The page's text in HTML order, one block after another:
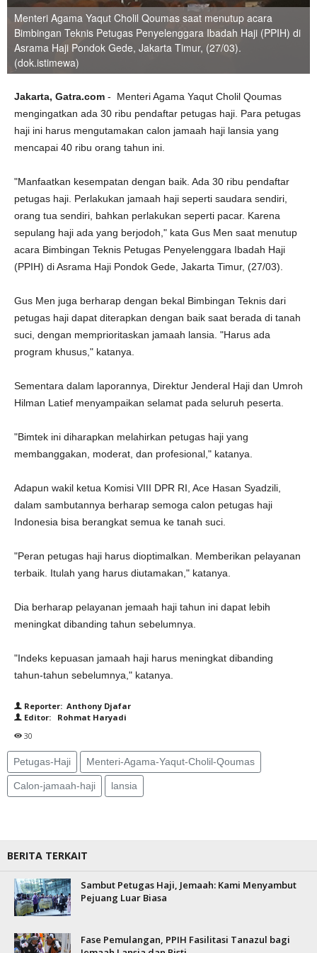
Menteri Agama Yaqut Cholil Qoumas saat menutup acara
Bimbingan Teknis Petugas Penyelenggara Ibadah Haji (PPIH) di
Asrama Haji Pondok Gede, Jakarta Timur, (27/03).
(dok.istimewa)
Jakarta, Gatra.com - Menteri Agama Yaqut Cholil Qoumas
mengingatkan ada 30 ribu pendaftar petugas haji. Para petugas
haji ini harus mengutamakan calon jamaah haji lansia yang
mencapai 40 ribu orang tahun ini.
"Manfaatkan kesempatan dengan baik. Ada 30 ribu pendaftar
petugas haji. Perlakukan jamaah haji seperti saudara sendiri,
orang tua sendiri, bahkan perlakukan seperti pacar. Karena
sepulang haji ada yang berjodoh," kata Gus Men saat menutup
acara Bimbingan Teknis Petugas Penyelenggara Ibadah Haji
(PPIH) di Asrama Haji Pondok Gede, Jakarta Timur, (27/03).
Gus Men juga berharap dengan bekal Bimbingan Teknis dari
petugas haji dapat diterapkan dengan baik saat berada di tanah
suci, dengan memprioritaskan jamaah lansia. "Harus ada
program khusus," katanya.
Sementara dalam laporannya, Direktur Jenderal Haji dan Umroh
Hilman Latief menyampaikan selamat pada seluruh peserta.
"Bimtek ini diharapkan melahirkan petugas haji yang
membanggakan, moderat, dan profesional," katanya.
Adapun wakil ketua Komisi VIII DPR RI, Ace Hasan Syadzili,
dalam sambutannya berharap semoga calon petugas haji
Indonesia bisa berangkat semua ke tanah suci.
"Peran petugas haji harus dioptimalkan. Memberikan pelayanan
terbaik. Itulah yang harus diutamakan," katanya.
Dia berharap pelayanan jemaah haji tahun ini dapat lebih
meningkat dibanding tahun sebelumnya.
"Indeks kepuasan jamaah haji harus meningkat dibanding
tahun-tahun sebelumnya," katanya.
Reporter: Anthony Djafar
Editor: Rohmat Haryadi
30
Petugas-Haji Menteri-Agama-Yaqut-Cholil-Qoumas
Calon-jamaah-haji lansia
BERITA TERKAIT
Sambut Petugas Haji, Jemaah: Kami Menyambut
Pejuang Luar Biasa
Fase Pemulangan, PPIH Fasilitasi Tanazul bagi